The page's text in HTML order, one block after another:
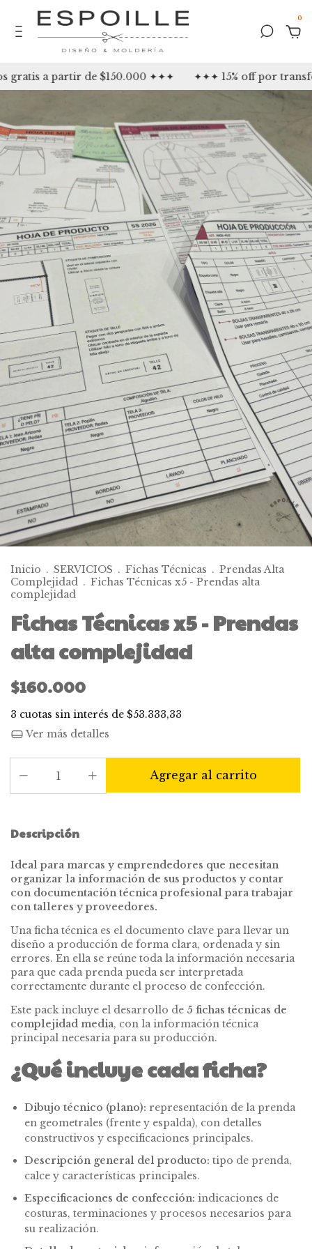
0
a partir de $150.000 ✦✦✦ ✦✦✦ 15% off por
Inicio . SERVICIOS . Fichas Técnicas . Prendas Alta
Complejidad . Fichas Técnicas x5 - Prendas alta
complejidad
Fichas Técnicas x5 - Prendas
alta complejidad
$160.000
3 cuotas sin interés de $53.333,33
Ver más detalles
Descripción
Ideal para marcas y emprendedores que necesitan
organizar la información de sus productos y contar
con documentación técnica profesional para trabajar
con talleres y proveedores.
Una ficha técnica es el documento clave para llevar un
diseño a producción de forma clara, ordenada y sin
errores. En ella se reúne toda la información necesaria
para que cada prenda pueda ser interpretada
correctamente durante el proceso de confección.
Este pack incluye el desarrollo de 5 fichas técnicas de
complejidad media, con la información técnica
principal necesaria para su producción.
¿Qué incluye cada ficha?
Dibujo técnico (plano): representación de la prenda
en geometrales (frente y espalda), con detalles
constructivos y especificaciones principales.
Descripción general del producto: tipo de prenda,
calce y características principales.
Especificaciones de confección: indicaciones de
costuras, terminaciones y procesos necesarios para
su realización.